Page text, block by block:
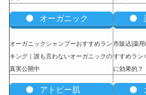
オーガニック
オーガニックシャンプーおすすめラン
キング｜誰も言わないオーガニックの
真実公開中
市販込|薬
すすめラン
に効果的？
アトピー肌